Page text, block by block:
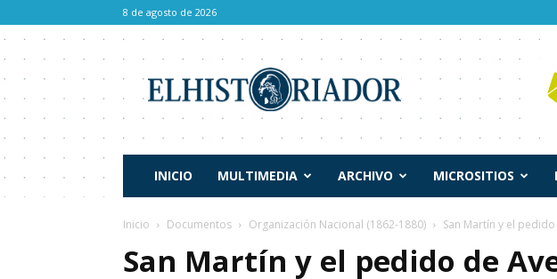
8 de agosto de 2026
Historiador
INICIO MULTIMEDIA ARCHIVO MICROSITIOS
Inicio Documentos Organización Nacional (1862-1880) San Martín y el
San Martín y el pedido de